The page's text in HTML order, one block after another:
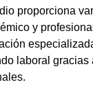
proporciona
y
laboral gracias